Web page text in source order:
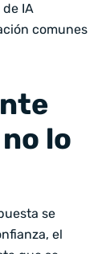
IA
comunes
lo
se
el